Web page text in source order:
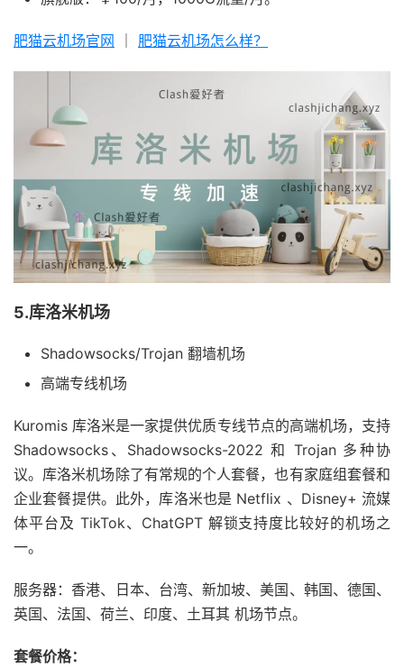
肥猫云机场官网 肥猫云机场怎么样？
5.库洛米机场
Shadowsocks/Trojan 翻墙机场
高端专线机场
Kuromis 库洛米是一家提供优质专线节点的高端机场，支持
Shadowsocks、Shadowsocks-2022 和 Trojan 多种协
议。库洛米机场除了有常规的个人套餐，也有家庭组套餐和
企业套餐提供。此外，库洛米也是 Netflix 、Disney+ 流媒
体平台及 TikTok、ChatGPT 解锁支持度比较好的机场之
一。
服务器：香港、日本、台湾、新加坡、美国、韩国、德国、
英国、法国、荷兰、印度、土耳其 机场节点。
套餐价格：